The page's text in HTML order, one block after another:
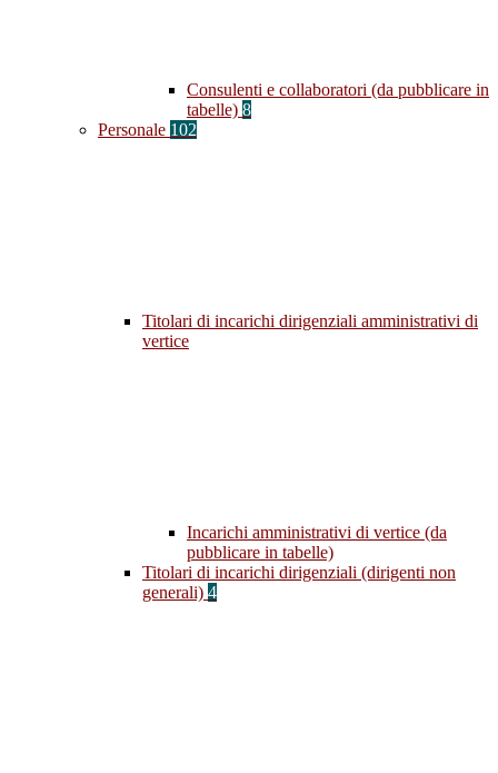
Consulenti e collaboratori (da pubblicare in
tabelle) 8
Personale 102
Titolari di incarichi dirigenziali amministrativi di
vertice
Incarichi amministrativi di vertice (da
pubblicare in tabelle)
Titolari di incarichi dirigenziali (dirigenti non
generali) 4